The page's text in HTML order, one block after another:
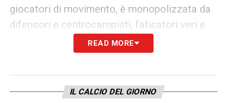
giocatori di movimento, è monopolizzata da
difensori e centrocampisti, faticatori veri e
che vede in testaBryan Cristante della
Roma con 1005 minuti. Alle sue
coppia del Genoa Dragusin e Friendrup,
READ MORE
IL CALCIO DEL GIORNO